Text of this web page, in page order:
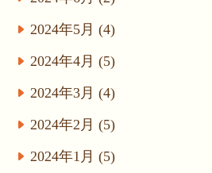
2024年5月 (4)
2024年4月 (5)
2024年3月 (4)
2024年2月 (5)
2024年1月 (5)